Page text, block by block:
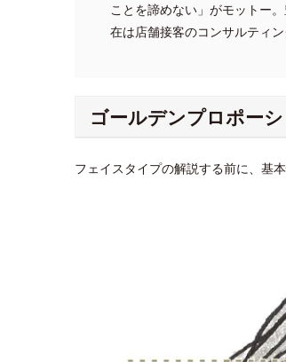
ことを諦めない」がモットー
在は店舗接客のコンサルティ
ゴールデンプロポー
フェイスタイプの解説する前に、基